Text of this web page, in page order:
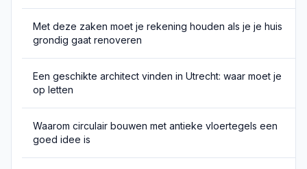
Met deze zaken moet je rekening houden als je je huis
grondig gaat renoveren
Een geschikte architect vinden in Utrecht: waar moet je
op letten
Waarom circulair bouwen met antieke vloertegels een
goed idee is